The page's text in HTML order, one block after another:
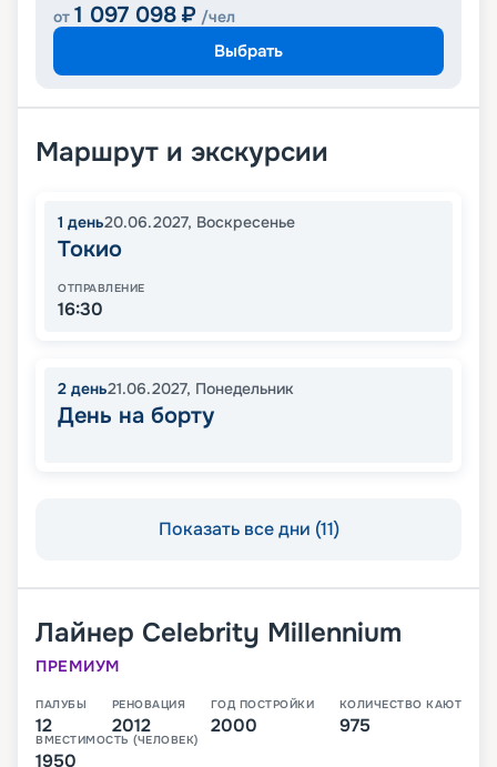
от 1 097 098 ₽ /чел
Выбрать
Маршрут и экскурсии
1 день20.06.2027, Воскресенье
Токио
ОТПРАВЛЕНИЕ
16:30
2 день21.06.2027, Понедельник
День на борту
Показать все дни (11)
Лайнер Celebrity Millennium
ПРЕМИУМ
ПАЛУБЫ
12
РЕНОВАЦИЯ
2012
ГОД ПОСТРОЙКИ
2000
КОЛИЧЕСТВО КАЮТ
975
ВМЕСТИМОСТЬ (ЧЕЛОВЕК)
1950